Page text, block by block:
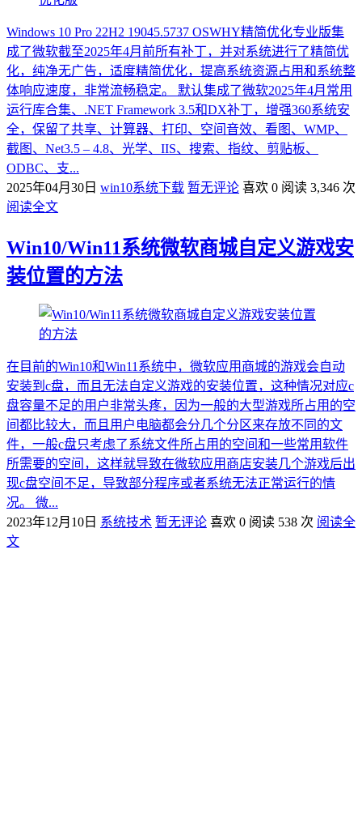
Windows 10 Pro 22H2 19045.5737 OSWHY精简优化专业版集
成了微软截至2025年4月前所有补丁，并对系统进行了精简优
化，纯净无广告，适度精简优化，提高系统资源占用和系统整
体响应速度，非常流畅稳定。 默认集成了微软2025年4月常用
运行库合集、.NET Framework 3.5和DX补丁，增强360系统安
全，保留了共享、计算器、打印、空间音效、看图、WMP、
截图、Net3.5 – 4.8、光学、IIS、搜索、指纹、剪贴板、
ODBC、支...
2025年04月30日 win10系统下载 暂无评论 喜欢 0 阅读 3,346 次
阅读全文
Win10/Win11系统微软商城自定义游戏安
装位置的方法
在目前的Win10和Win11系统中，微软应用商城的游戏会自动
安装到c盘，而且无法自定义游戏的安装位置，这种情况对应c
盘容量不足的用户非常头疼，因为一般的大型游戏所占用的空
间都比较大，而且用户电脑都会分几个分区来存放不同的文
件，一般c盘只考虑了系统文件所占用的空间和一些常用软件
所需要的空间，这样就导致在微软应用商店安装几个游戏后出
现c盘空间不足，导致部分程序或者系统无法正常运行的情
况。 微...
2023年12月10日 系统技术 暂无评论 喜欢 0 阅读 538 次 阅读全
文